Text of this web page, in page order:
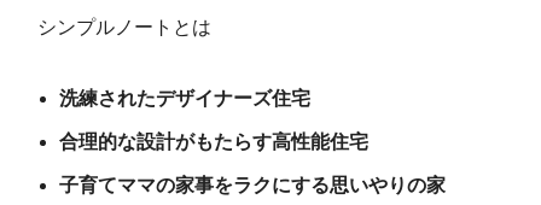
シンプルノートとは
洗練されたデザイナーズ住宅
合理的な設計がもたらす高性能住宅
子育てママの家事をラクにする思いやりの家